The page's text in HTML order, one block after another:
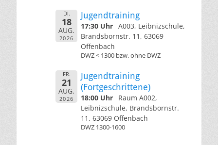
DI.
18
AUG.
2026
Jugendtraining
17:30 Uhr A003, Leibnizschule,
Brandsbornstr. 11, 63069
Offenbach
DWZ < 1300 bzw. ohne DWZ
FR.
21
AUG.
2026
Jugendtraining
(Fortgeschrittene)
18:00 Uhr
Raum A002,
Leibnizschule, Brandsbornstr.
11, 63069 Offenbach
DWZ 1300-1600